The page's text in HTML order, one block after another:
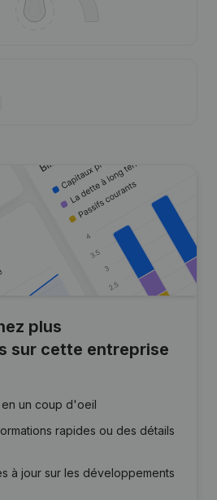
plus
sur cette entreprise
en un coup d'oeil
rapides ou des détails
à jour sur les développements